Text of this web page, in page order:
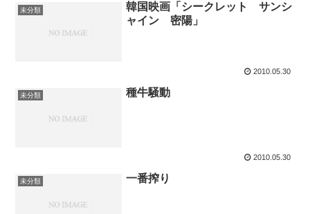
未分類
韓国映画「シークレット サンシ
ャイン 密陽」
2010.05.30
未分類 種牛騒動
2010.05.30
未分類 一番搾り